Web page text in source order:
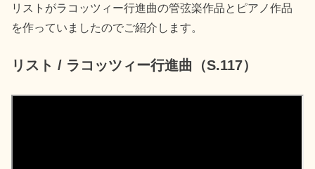
リストがラコッツィー行進曲の管弦楽作品とピアノ作品
を作っていましたのでご紹介します。
リスト / ラコッツィー行進曲（S.117）